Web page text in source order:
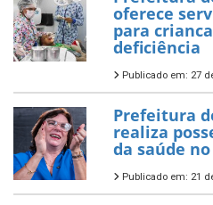
oferece
para
deficiência
Publicado em: 27
Prefeitura
realiza
da saúde
Publicado em: 21